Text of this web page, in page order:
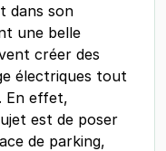
dans son
une belle
créer des
électriques tout
En effet,
est de poser
de parking,